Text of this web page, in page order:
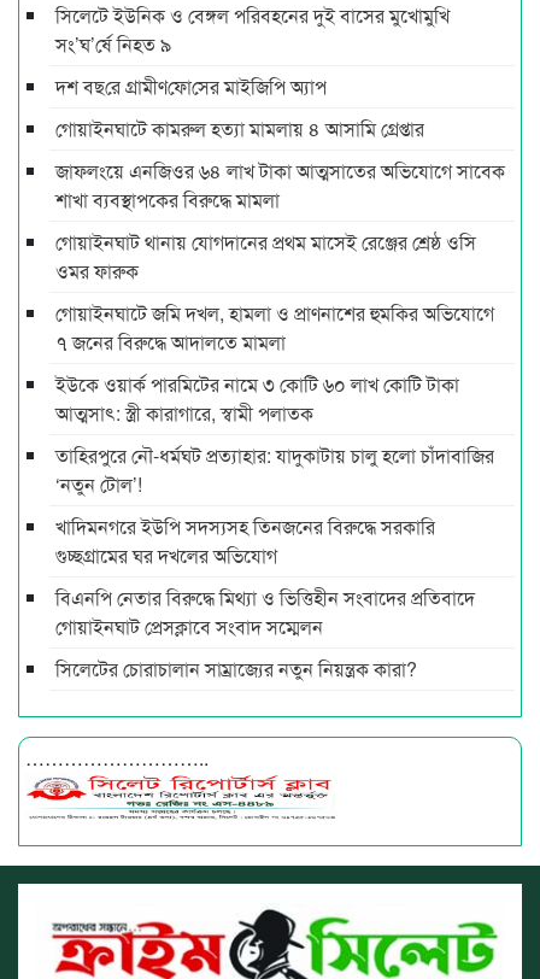
সিলেটে ইউনিক ও বেঙ্গল পরিবহনের দুই বাসের মুখোমুখি
সং’ঘ’র্ষে নিহত ৯
দশ বছ‌রে গ্রামীণ‌ফো‌সের মাইজিপি অ্যাপ
গোয়াইনঘাটে কামরুল হত্যা মামলায় ৪ আসামি গ্রেপ্তার
জাফলংয়ে এনজিওর ৬৪ লাখ টাকা আত্মসাতের অভিযোগে সাবেক
শাখা ব্যবস্থাপকের বিরুদ্ধে মামলা
গোয়াইনঘাট থানায় যোগদানের প্রথম মাসেই রেঞ্জের শ্রেষ্ঠ ওসি
ওমর ফারুক
গোয়াইনঘাটে জমি দখল, হামলা ও প্রাণনাশের হুমকির অভিযোগে
৭ জনের বিরুদ্ধে আদালতে মামলা
ইউকে ওয়ার্ক পারমিটের নামে ৩ কোটি ৬০ লাখ কোটি টাকা
আত্মসাৎ: স্ত্রী কারাগারে, স্বামী পলাতক
তাহিরপুরে নৌ-ধর্মঘট প্রত্যাহার: যাদুকাটায় চালু হলো চাঁদাবাজির
‘নতুন টোল’!
খাদিমনগরে ইউপি সদস্যসহ তিনজনের বিরুদ্ধে সরকারি
গুচ্ছগ্রামের ঘর দখলের অভিযোগ
বিএনপি নেতার বিরুদ্ধে মিথ্যা ও ভিত্তিহীন সংবাদের প্রতিবাদে
গোয়াইনঘাট প্রেসক্লাবে সংবাদ সম্মেলন
সিলেটের চোরাচালান সাম্রাজ্যের নতুন নিয়ন্ত্রক কারা?
………………………..